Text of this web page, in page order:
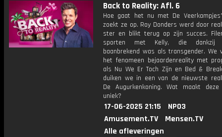
Back to Reality: Afl. 6
Hoe gaat het nu met De
zoekt ze op. Roy Donders werd door
ster en blikt terug op zijn succes.
sporten met Kelly, die dankzij
baanbrekend was als transgender. We
het fenomeen bejaardenreality met
als Nu We Er Toch Zijn en Bed &
duiken we in een van de nieuwste
De Augurkenkoning. Wat maakt
uniek?
17-06-2025 21:15
NPO3
Amusement.TV
Mensen.TV
Alle afleveringen